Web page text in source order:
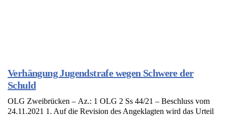
Verhängung Jugendstrafe wegen Schwere der
Schuld
OLG Zweibrücken – Az.: 1 OLG 2 Ss 44/21 – Beschluss vom
24.11.2021 1. Auf die Revision des Angeklagten wird das Urteil